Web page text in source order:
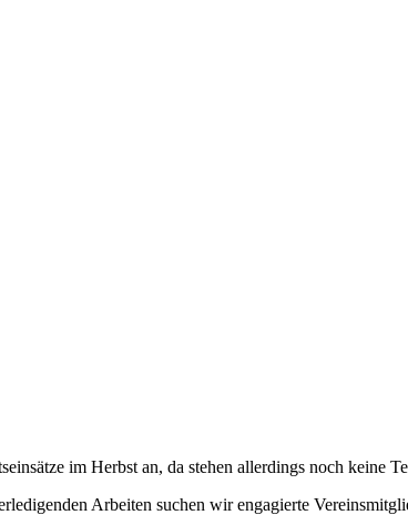
im Herbst an, da stehen allerdings noch keine
Arbeiten suchen wir engagierte